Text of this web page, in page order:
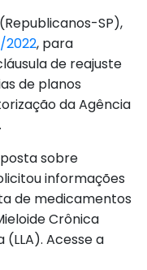
SP),
2022, para
de reajuste
de planos
da Agência
sobre
informações
de medicamentos
Crônica
(LLA). Acesse a